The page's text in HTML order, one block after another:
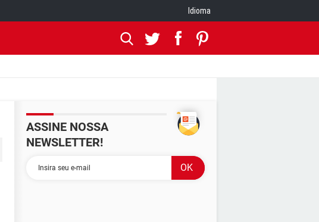
Idioma
ASSINE NOSSA
NEWSLETTER!